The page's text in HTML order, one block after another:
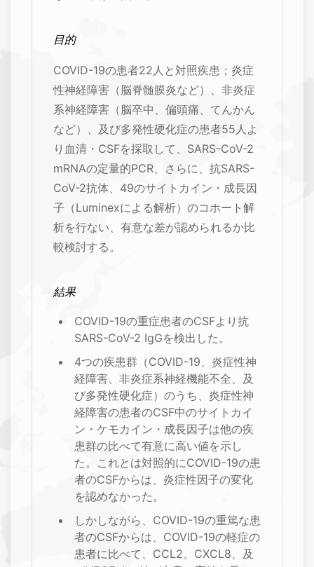
目的
COVID-19の患者22人と対照疾患；炎症
性神経障害（脳脊髄膜炎など）、非炎症
系神経障害（脳卒中、偏頭痛、てんかん
など）、及び多発性硬化症の患者55人よ
り血清・CSFを採取して、SARS-CoV-2
mRNAの定量的PCR、さらに、抗SARS-
CoV-2抗体、49のサイトカイン・成長因
子（Luminexによる解析）のコホート解
析を行ない、有意な差が認められるか比
較検討する。
結果
COVID-19の重症患者のCSFより抗
SARS-CoV-2 IgGを検出した。
4つの疾患群（COVID-19、炎症性神
経障害、非炎症系神経機能不全、及
び多発性硬化症）のうち、炎症性神
経障害の患者のCSF中のサイトカイ
ン・ケモカイン・成長因子は他の疾
患群の比べて有意に高い値を示し
た。これとは対照的にCOVID-19の患
者のCSFからは、炎症性因子の変化
を認めなかった。
しかしながら、COVID-19の重篤な患
者のCSFからは、COVID-19の軽症の
患者に比べて、CCL2、CXCL8、及